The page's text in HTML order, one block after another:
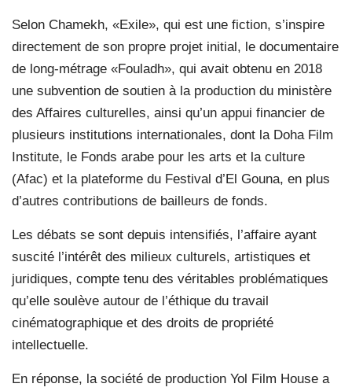
Selon Chamekh, «Exile», qui est une fiction, s’inspire
directement de son propre projet initial, le documentaire
de long-métrage «Fouladh», qui avait obtenu en 2018
une subvention de soutien à la production du ministère
des Affaires culturelles, ainsi qu’un appui financier de
plusieurs institutions internationales, dont la Doha Film
Institute, le Fonds arabe pour les arts et la culture
(Afac) et la plateforme du Festival d’El Gouna, en plus
d’autres contributions de bailleurs de fonds.
Les débats se sont depuis intensifiés, l’affaire ayant
suscité l’intérêt des milieux culturels, artistiques et
juridiques, compte tenu des véritables problématiques
qu’elle soulève autour de l’éthique du travail
cinématographique et des droits de propriété
intellectuelle.
En réponse, la société de production Yol Film House a